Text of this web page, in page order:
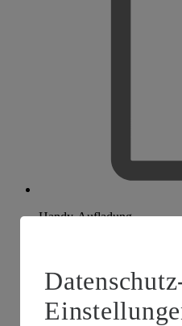
Handy-Aufladung